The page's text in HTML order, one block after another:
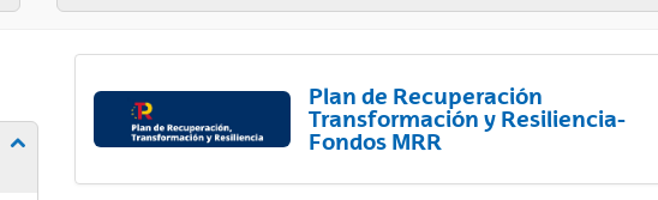
Mostrar/ocultar subpáginas
Plan de Recuperación
Transformación y Resiliencia-
Fondos MRR